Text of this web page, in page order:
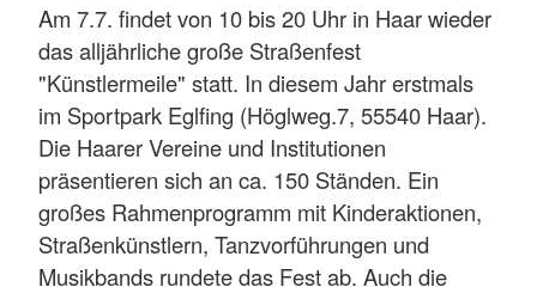
Am 7.7. findet von 10 bis 20 Uhr in Haar wieder
das alljährliche große Straßenfest
"Künstlermeile" statt. In diesem Jahr erstmals
im Sportpark Eglfing (Höglweg.7, 55540 Haar).
Die Haarer Vereine und Institutionen
präsentieren sich an ca. 150 Ständen. Ein
großes Rahmenprogramm mit Kinderaktionen,
Straßenkünstlern, Tanzvorführungen und
Musikbands rundete das Fest ab. Auch die